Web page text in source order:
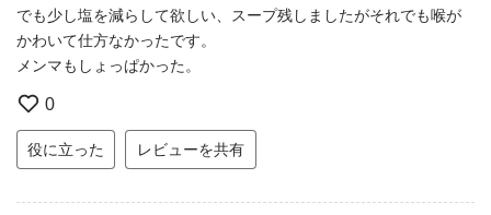
でも少し塩を減らして欲しい、スープ残しましたがそれでも喉が
かわいて仕方なかったです。
メンマもしょっぱかった。
0
役に立った レビューを共有